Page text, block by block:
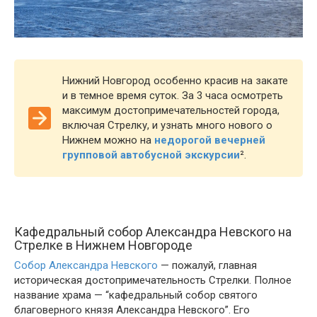
Нижний Новгород особенно красив на закате
и в темное время суток. За 3 часа осмотреть
максимум достопримечательностей города,
включая Стрелку, и узнать много нового о
Нижнем можно на недорогой вечерней
групповой автобусной экскурсии².
Кафедральный собор Александра Невского на
Стрелке в Нижнем Новгороде
Собор Александра Невского — пожалуй, главная
историческая достопримечательность Стрелки. Полное
название храма — “кафедральный собор святого
благоверного князя Александра Невского”. Его